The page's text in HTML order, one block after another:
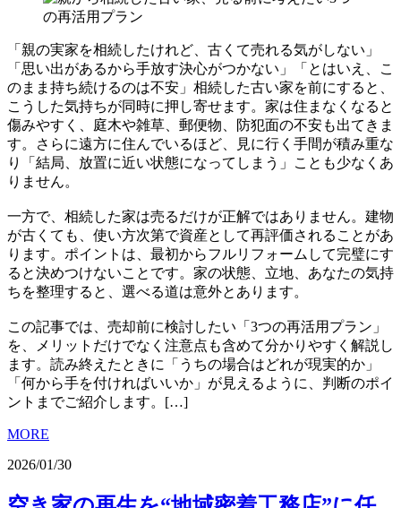
「親の実家を相続したけれど、古くて売れる気がしない」
「思い出があるから手放す決心がつかない」「とはいえ、こ
のまま持ち続けるのは不安」相続した古い家を前にすると、
こうした気持ちが同時に押し寄せます。家は住まなくなると
傷みやすく、庭木や雑草、郵便物、防犯面の不安も出てきま
す。さらに遠方に住んでいるほど、見に行く手間が積み重な
り「結局、放置に近い状態になってしまう」ことも少なくあ
りません。
一方で、相続した家は売るだけが正解ではありません。建物
が古くても、使い方次第で資産として再評価されることがあ
ります。ポイントは、最初からフルリフォームして完璧にす
ると決めつけないことです。家の状態、立地、あなたの気持
ちを整理すると、選べる道は意外とあります。
この記事では、売却前に検討したい「3つの再活用プラン」
を、メリットだけでなく注意点も含めて分かりやすく解説し
ます。読み終えたときに「うちの場合はどれが現実的か」
「何から手を付ければいいか」が見えるように、判断のポイ
ントまでご紹介します。[…]
MORE
2026/01/30